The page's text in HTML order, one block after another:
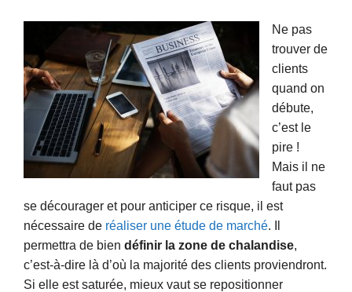
Ne pas
trouver de
clients
quand on
débute,
c’est le
pire !
Mais il ne
faut pas
se décourager et pour anticiper ce risque, il est
nécessaire de réaliser une étude de marché. Il
permettra de bien définir la zone de chalandise,
c’est-à-dire là d’où la majorité des clients proviendront.
Si elle est saturée, mieux vaut se repositionner